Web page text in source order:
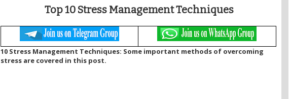
Top 10 Stress Management Techniques
10 Stress Management Techniques: Some important methods of overcoming
stress are covered in this post.